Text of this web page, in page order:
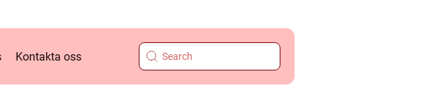
Kontakta oss